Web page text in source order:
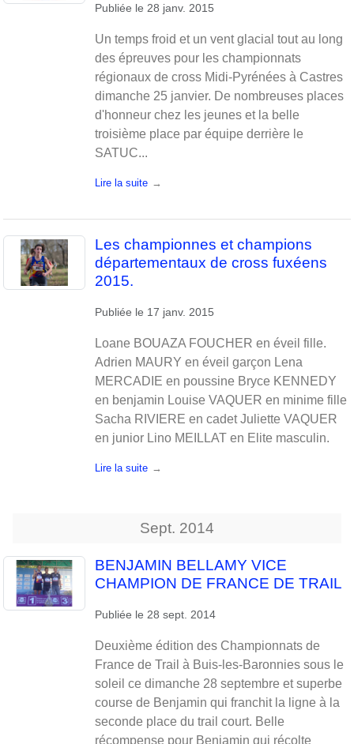
Publiée le 28 janv. 2015
Un temps froid et un vent glacial tout au long
des épreuves pour les championnats
régionaux de cross Midi-Pyrénées à Castres
dimanche 25 janvier. De nombreuses places
d'honneur chez les jeunes et la belle
troisième place par équipe derrière le
SATUC...
Lire la suite
Les championnes et champions
départementaux de cross fuxéens
2015.
Publiée le 17 janv. 2015
Loane BOUAZA FOUCHER en éveil fille.
Adrien MAURY en éveil garçon Lena
MERCADIE en poussine Bryce KENNEDY
en benjamin Louise VAQUER en minime fille
Sacha RIVIERE en cadet Juliette VAQUER
en junior Lino MEILLAT en Elite masculin.
Lire la suite
Sept. 2014
BENJAMIN BELLAMY VICE
CHAMPION DE FRANCE DE TRAIL
Publiée le 28 sept. 2014
Deuxième édition des Championnats de
France de Trail à Buis-les-Baronnies sous le
soleil ce dimanche 28 septembre et superbe
course de Benjamin qui franchit la ligne à la
seconde place du trail court. Belle
récompense pour Benjamin qui récolte